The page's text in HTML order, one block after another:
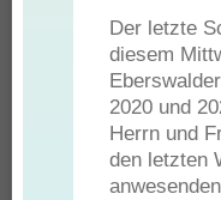
Der letzte
diesem
2020 und
Herrn und
den letzten